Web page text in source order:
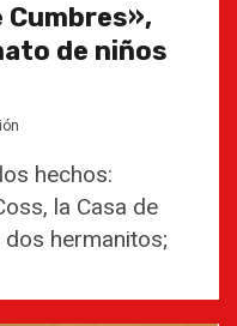
Cumbres»,
de niños
hechos:
la Casa de
hermanitos;